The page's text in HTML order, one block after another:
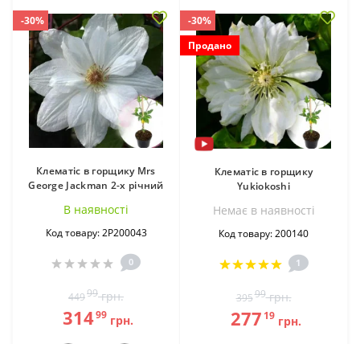
-30%
Клематіс в горщику Mrs
George Jackman 2-х річний
В наявностi
Код товару: 2Р200043
0
44999грн.
31499 грн.
-30%
Продано
Клематіс в горщику
Yukiokoshi
Немає в наявностi
Код товару: 200140
1
39599грн.
277 19грн.